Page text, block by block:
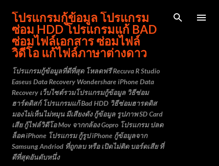
โปรแกรมกู้ข้อมูล โปรแกรม
ซ่อม HDD โปรแกรมแก้ BAD
ซ่อมไฟล์เอกสาร ซ่อมไฟล์
วิดีโอ แก้ไฟล์ภาษาต่างดาว
โปรแกรมกู้ข้อมูลที่ดีที่สุด โหลดฟรี Recuva R Studio
Easeus Data Recovery Wondershare iPhone Data
Recovery เว็บไซต์รวมโปรแกรมกู้ข้อมูล วิธีซ่อม
ฮาร์ดดิสก์ โปรแกรมแก้ Bad HDD วิธีซ่อมฮารดดิส
มองไม่เห็นไม่หมุน มีเสียงดัง กู้ข้อมูล รูปภาพ SD Card
เสีย กู้ไฟล์วิดีโอ Mov จากกล้อง Gopro โปรแกรม ปลด
ล็อค iPhone โปรแกรม กู้รูป iPhone กู้ข้อมูลจาก
Samsung Andriod ที่ถูกลบ หรือ เปิดไม่ติด บอร์ดเสีย ที่
ดีที่สุดอันดับหนึ่ง